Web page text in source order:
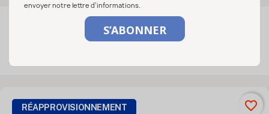
Pertinence
Affichage 1-17 de 17 article(s)
RÉAPPROVISIONNEMENT favorite_border
envoyer notre lettre d’informations.